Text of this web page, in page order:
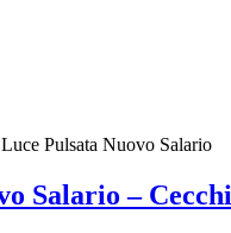
Pulsata Nuovo Salario
Salario –